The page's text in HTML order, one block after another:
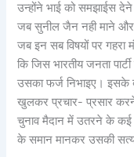
उन्होंने भाई को समझाईस
जब सुनील जैन नही माने
जब इन सब विषयों पर गहरा
कि जिस भारतीय जनता
उसका फर्ज निभाइए। इसके
खुलकर प्रचार- प्रसार
चुनाव मैदान में उतरने के कई
के समान मानकर उसकी